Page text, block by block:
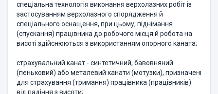
спеціальна технологія виконання верхолазних робіт із
застосуванням верхолазного спорядження й
спеціального оснащення, при цьому, піднімання
(спускання) працівника до робочого місця й робота на
висоті здійснюються з використанням опорного каната;
страхувальний канат - синтетичний, бавовняний
(пеньковий) або металевий канати (мотузки), призначені
для страхування (тримання) працівника (працівників)
від падіння з висоти;